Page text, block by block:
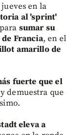
jueves en la
al 'sprint'
sumar su
Francia, en el
amarillo de
fuerte que el
demuestra que
eleva a